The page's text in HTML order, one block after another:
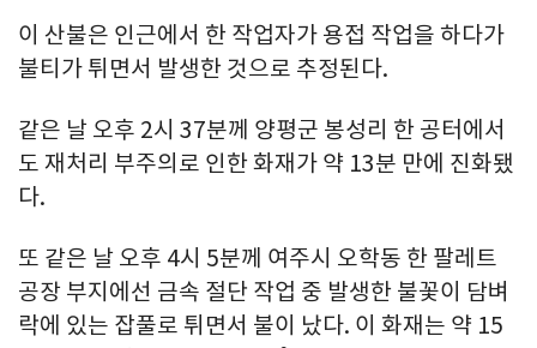
이 산불은 인근에서 한 작업자가 용접 작업을 하다가
불티가 튀면서 발생한 것으로 추정된다.
같은 날 오후 2시 37분께 양평군 봉성리 한 공터에서
도 재처리 부주의로 인한 화재가 약 13분 만에 진화됐
다.
또 같은 날 오후 4시 5분께 여주시 오학동 한 팔레트
공장 부지에선 금속 절단 작업 중 발생한 불꽃이 담벼
락에 있는 잡풀로 튀면서 불이 났다. 이 화재는 약 15